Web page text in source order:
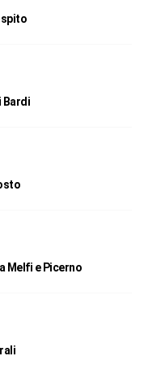
Bardi
Melfi e Picerno